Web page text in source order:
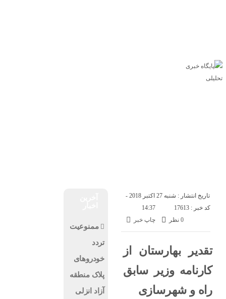
تاریخ انتشار : شنبه 27 اکتبر 2018 -
14:37
کد خبر : 17613
چاپ خبر
0 نظر
تقدیر بهارستان از
کارنامه وزیر سابق
راه و شهرسازی
ممنوعیت
تردد
خودروهای
پلاک منطقه
آزاد انزلی